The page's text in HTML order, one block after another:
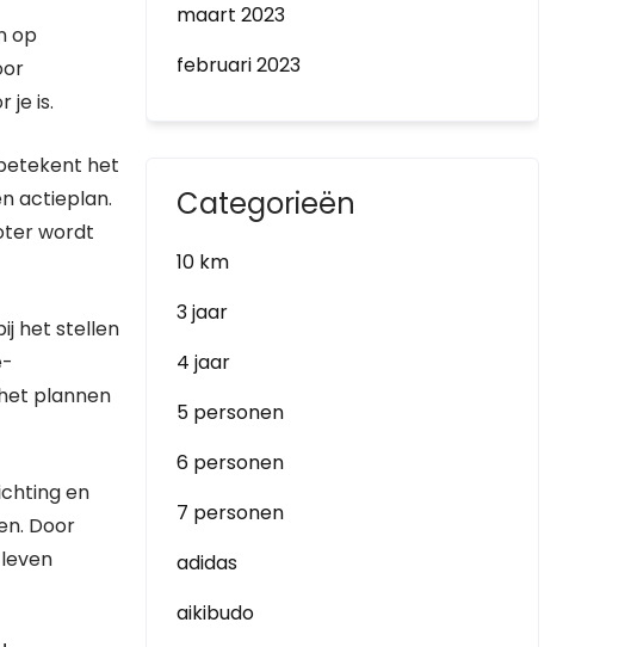
op
je is.
het
actieplan.
wordt
het stellen
plannen
en
Door
maart 2023
februari 2023
Categorieën
10 km
3 jaar
4 jaar
5 personen
6 personen
7 personen
adidas
aikibudo